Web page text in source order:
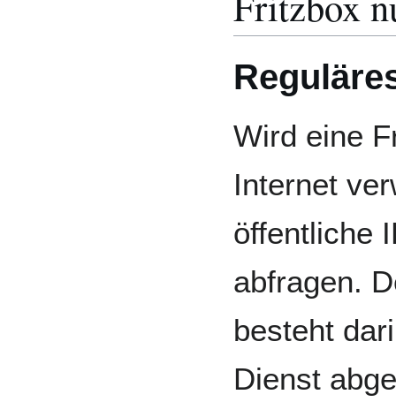
Wird eine
Internet
öffentliche
abfragen.
besteht
Dienst